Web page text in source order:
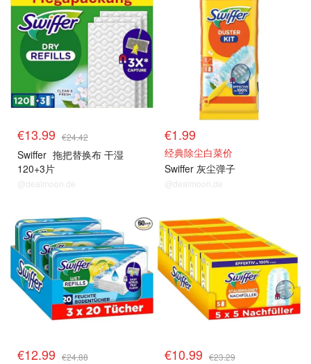
€13.99 €24.42
Swiffer 拖把替换布 干湿
120+3片
@dealmoon.de
€1.99
经典除尘白菜价
Swiffer 灰尘弹子
@dealmoon.de
€12.99 €24.88 €10.99 €23.29